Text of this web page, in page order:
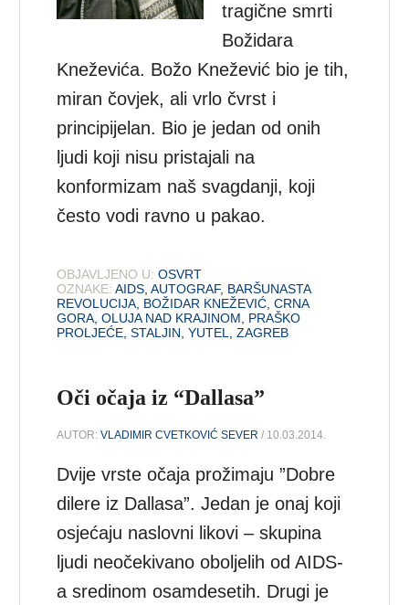
tragične smrti
Božidara
Kneževića. Božo Knežević bio je tih,
miran čovjek, ali vrlo čvrst i
principijelan. Bio je jedan od onih
ljudi koji nisu pristajali na
konformizam naš svagdanji, koji
često vodi ravno u pakao.
OBJAVLJENO U: OSVRT
OZNAKE: AIDS,AUTOGRAF, BARŠUNASTA
REVOLUCIJA, BOŽIDAR KNEŽEVIĆ,CRNA
GORA,OLUJA NAD KRAJINOM, PRAŠKO
PROLJEĆE,STALJIN,YUTEL,ZAGREB
Oči očaja iz “Dallasa”
AUTOR:VLADIMIR CVETKOVIĆ SEVER / 10.03.2014.
Dvije vrste očaja prožimaju ”Dobre
dilere iz Dallasa”. Jedan je onaj koji
osjećaju naslovni likovi – skupina
ljudi neočekivano oboljelih od AIDS-
a sredinom osamdesetih. Drugi je